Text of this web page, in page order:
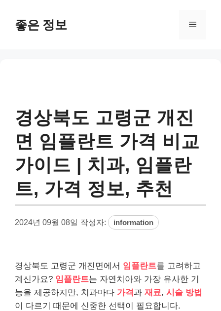
좋은 정보 메
경상북도 고령군 개진
면 임플란트 가격 비교
가이드 | 치과, 임플란
트, 가격 정보, 추천
2024년 09월 08일 작성자: information
경상북도 고령군 개진면에서 임플란트를 고려하고
계신가요? 임플란트는 자연치아와 가장 유사한 기
능을 제공하지만, 치과마다 가격 과 재료, 시술 방법
이 다르기 때문에 신중한 선택이 필요합니다.